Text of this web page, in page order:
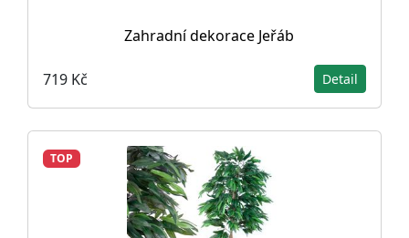
Zahradní dekorace Jeřáb
719 Kč Detail
TOP